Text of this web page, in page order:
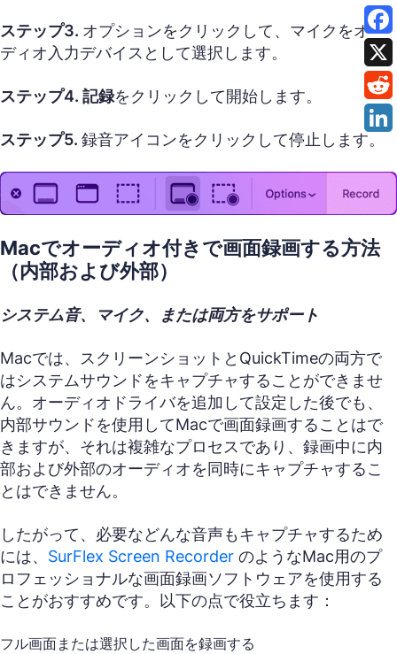
ステップ3. オプションをクリックして、マイクをオー
ディオ入力デバイスとして選択します。
ステップ4. 記録をクリックして開始します。
ステップ5. 録音アイコンをクリックして停止します。
Macでオーディオ付きで画面録画する方法
（内部および外部）
システム音、マイク、または両方をサポート
Macでは、スクリーンショットとQuickTimeの両方で
はシステムサウンドをキャプチャすることができませ
ん。オーディオドライバを追加して設定した後でも、
内部サウンドを使用してMacで画面録画することはで
きますが、それは複雑なプロセスであり、録画中に内
部および外部のオーディオを同時にキャプチャするこ
とはできません。
したがって、必要などんな音声もキャプチャするため
には、 SurFlex Screen Recorder のようなMac用のプ
ロフェッショナルな画面録画ソフトウェアを使用する
ことがおすすめです。以下の点で役立ちます：
フル画面または選択した画面を録画する